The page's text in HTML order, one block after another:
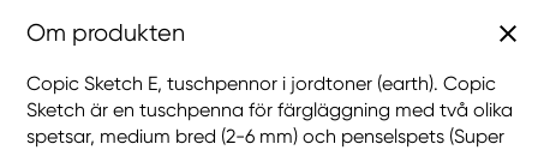
Om produkten
Copic Sketch E, tuschpennor i jordtoner (earth). Copic
Sketch är en tuschpenna för färgläggning med två olika
spetsar, medium bred (2-6 mm) och penselspets (Super